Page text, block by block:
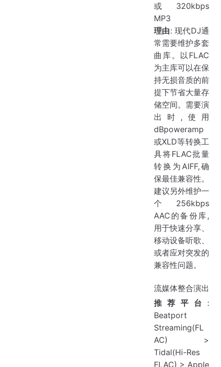
或 320kbps
MP3
理由: 现代DJ通
常需要维护多套
曲库。以FLAC
为主库可以在保
持无损音质的前
提下节省大量存
储空间。需要演
出时,使用
dBpoweramp
或XLD等转换工
具将FLAC批量
转换为AIFF,确
保最佳兼容性。
建议另外维护一
个256kbps
AAC的备份库,
用于快速分享、
移动设备听歌、
或者应对突发的
兼容性问题。
流媒体整合演出
推荐平台 :
Beatport
Streaming(FL
AC) >
Tidal(Hi-Res
FLAC) > Apple